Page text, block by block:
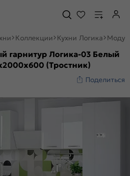
Коллекции Кухни Логика
гарнитур Логика-03 Белый
(Тростник)
Поделиться